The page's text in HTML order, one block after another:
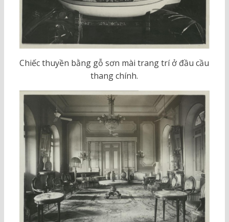
Chiếc thuyền bằng gỗ sơn mài trang trí ở đầu cầu
thang chính.